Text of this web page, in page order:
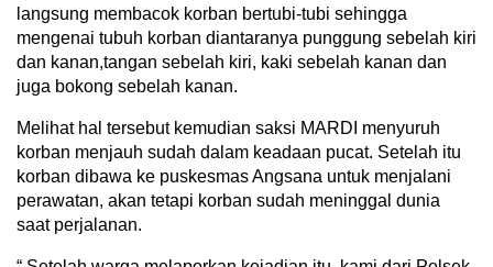
langsung membacok korban bertubi-tubi sehingga
mengenai tubuh korban diantaranya punggung sebelah kiri
dan kanan,tangan sebelah kiri, kaki sebelah kanan dan
juga bokong sebelah kanan.
Melihat hal tersebut kemudian saksi MARDI menyuruh
korban menjauh sudah dalam keadaan pucat. Setelah itu
korban dibawa ke puskesmas Angsana untuk menjalani
perawatan, akan tetapi korban sudah meninggal dunia
saat perjalanan.